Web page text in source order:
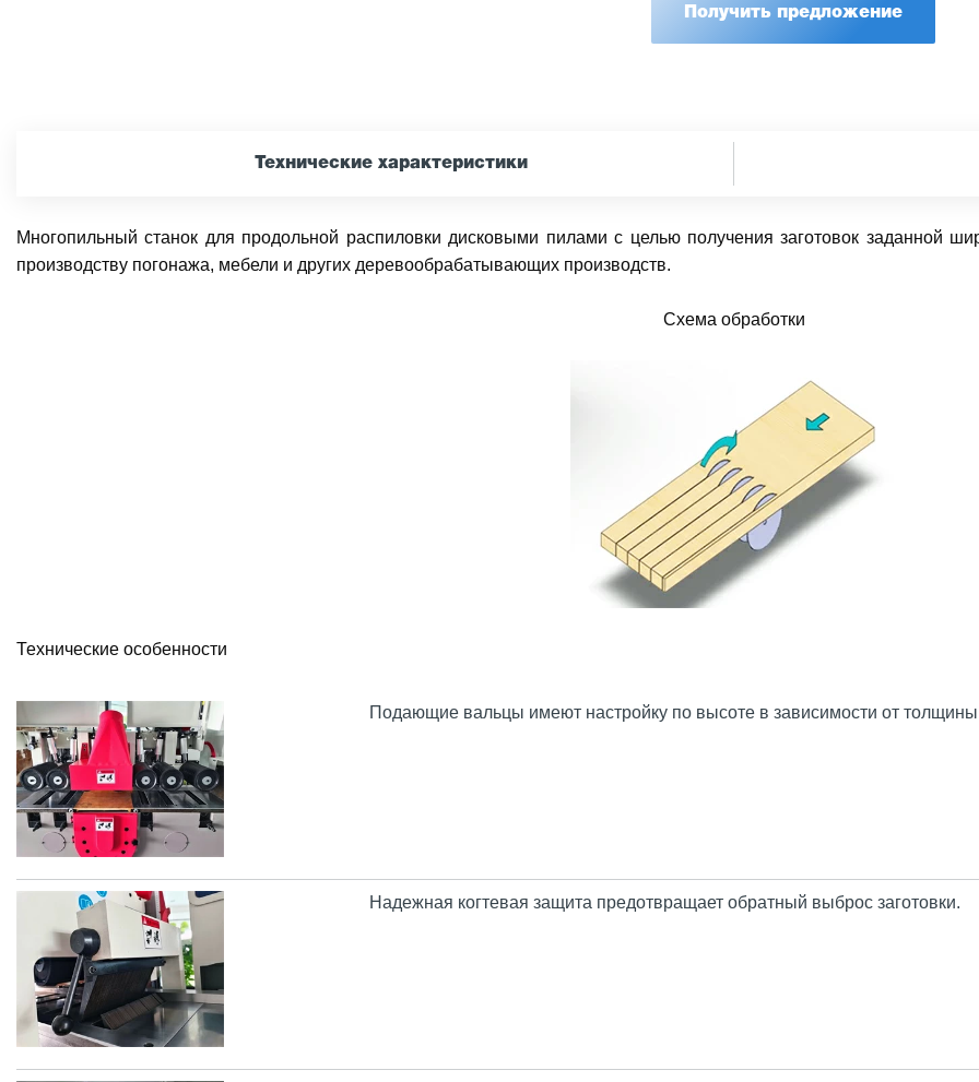
Получить предложение
Технические характеристики
Многопильный станок для продольной распиловки дисковыми пилами с целью получения заготовок заданной
производству погонажа, мебели и других деревообрабатывающих производств.
Схема обработки
Технические особенности
Подающие вальцы имеют настройку по высоте в зависимости от
Надежная когтевая защита предотвращает обратный выброс заготовки.